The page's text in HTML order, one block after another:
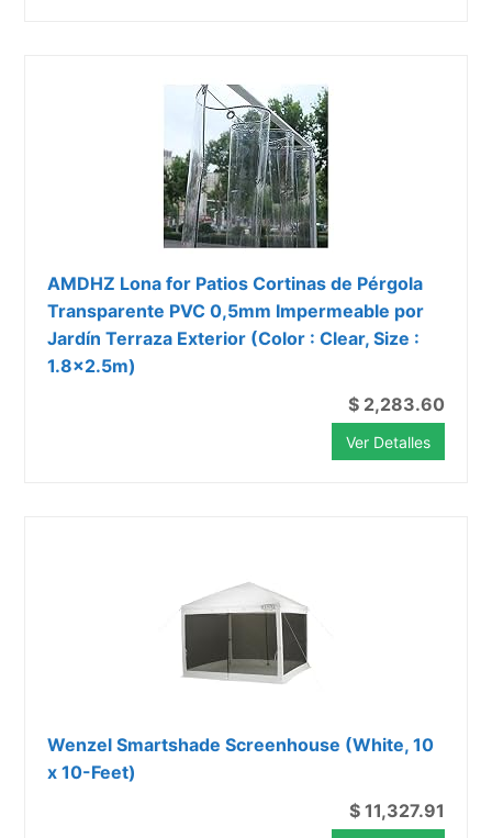
AMDHZ Lona for Patios Cortinas de Pérgola
Transparente PVC 0,5mm Impermeable por
Jardín Terraza Exterior (Color : Clear, Size :
1.8x2.5m)
$ 2,283.60
Ver Detalles
Wenzel Smartshade Screenhouse (White, 10
x 10-Feet)
$ 11,327.91